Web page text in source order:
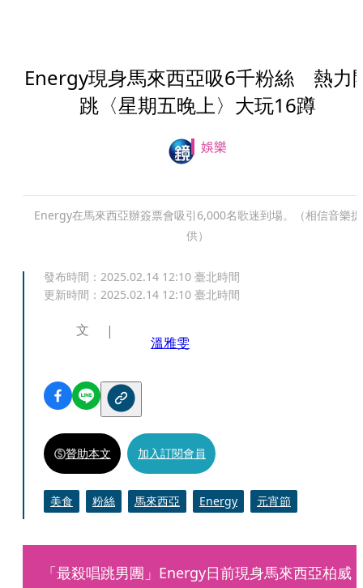
Energy現身馬來西亞吸6千粉絲 熱力
跳〈星期五晚上〉大玩16蹲
娛樂
Energy在馬來西亞辦簽票會吸引6,000名歌迷到場。（相信音樂提
供）
發布時間： 2025.02.14 12:10 臺北時間
更新時間： 2025.02.14 12:10 臺北時間
文
溫雅雯
贊助本文 加入訂閱會員
美食 粉絲 馬來西亞 Energy 元宵節
「最殺唱跳男團」Energy日前現身馬來西亞柏威